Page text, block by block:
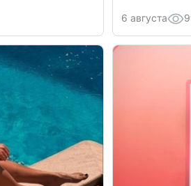
6 августа